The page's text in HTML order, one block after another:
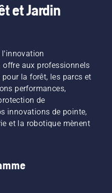
et Jardin
l'innovation
aux professionnels
la forêt, les parcs et
performances,
de
innovations de pointe,
et la robotique mènent